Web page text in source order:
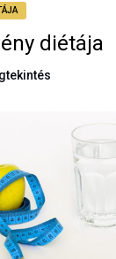
diétája